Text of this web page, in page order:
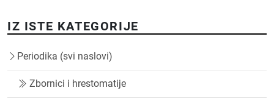
IZ ISTE KATEGORIJE
Periodika (svi naslovi)
Zbornici i hrestomatije